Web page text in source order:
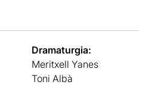
Dramaturgia:
Meritxell Yanes
Toni Albà